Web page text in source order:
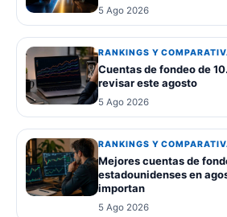
5 Ago 2026
RANKINGS Y
Cuentas de fondeo de
revisar este agosto
5 Ago 2026
RANKINGS Y
Mejores cuentas de
estadounidenses en
importan
5 Ago 2026